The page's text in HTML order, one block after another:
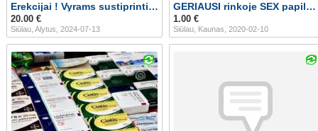
Erekcijai ! Vyrams sustiprinti. Potencijai Alytus
20.00 €
Siūlau, Alytus, 2024-07-13
GERIAUSI rinkoje SEX papildai vyriškai sveikatai!
1.00 €
Siūlau, Kaunas, 2020-02-10